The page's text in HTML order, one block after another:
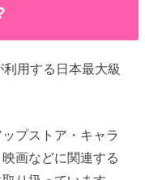
用する日本最大級
プストア・キャラ
画などに関連する